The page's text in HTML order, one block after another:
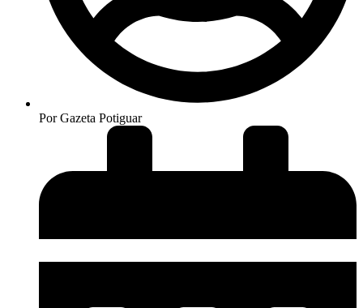
PorGazeta Potiguar